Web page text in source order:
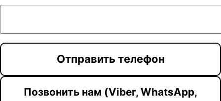
Позвонить нам (Viber, WhatsApp,